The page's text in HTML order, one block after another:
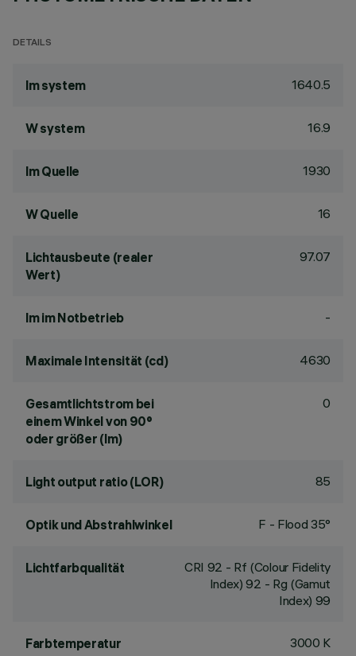
DETAILS
lm system 1640.5
W system 16.9
lm Quelle 1930
W Quelle 16
Lichtausbeute (realer
Wert)
97.07
lm im Notbetrieb -
Maximale Intensität (cd) 4630
Gesamtlichtstrom bei
einem Winkel von 90°
oder größer (lm)
0
Light output ratio (LOR) 85
Optik und Abstrahlwinkel F - Flood 35°
Lichtfarbqualität CRI 92 - Rf (Colour Fidelity
Index) 92 - Rg (Gamut
Index) 99
Farbtemperatur 3000 K